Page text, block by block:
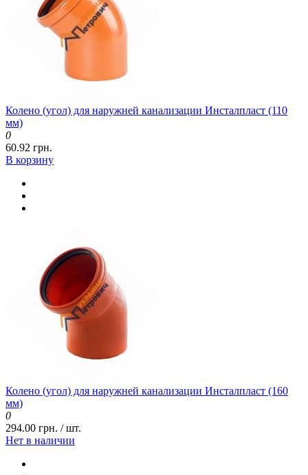
Колено (угол) для наружней канализации Инсталпласт (110
мм)
0
60.92 грн.
В корзину
Колено (угол) для наружней канализации Инсталпласт (160
мм)
0
294.00 грн. / шт.
Нет в наличии